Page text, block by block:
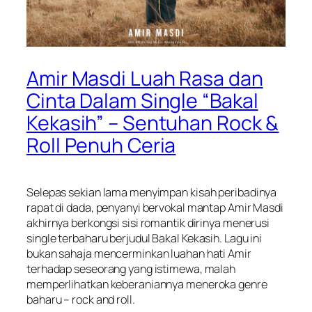
Amir Masdi Luah Rasa dan
Cinta Dalam Single “Bakal
Kekasih” – Sentuhan Rock &
Roll Penuh Ceria
Selepas sekian lama menyimpan kisah peribadinya
rapat di dada, penyanyi bervokal mantap Amir Masdi
akhirnya berkongsi sisi romantik dirinya menerusi
single terbaharu berjudulBakal Kekasih. Lagu ini
bukan sahaja mencerminkan luahan hati Amir
terhadap seseorang yang istimewa, malah
memperlihatkan keberaniannya meneroka genre
baharu – rock and roll.